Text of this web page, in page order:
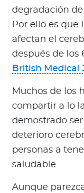
degradación
Por ello es que
afectan el
después de los
British Medical
Muchos de los
compartir a lo
demostrado
deterioro
personas a
saludable.
Aunque